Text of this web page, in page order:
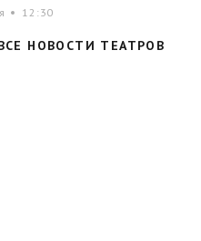
12:30
НОВОСТИ ТЕАТРОВ